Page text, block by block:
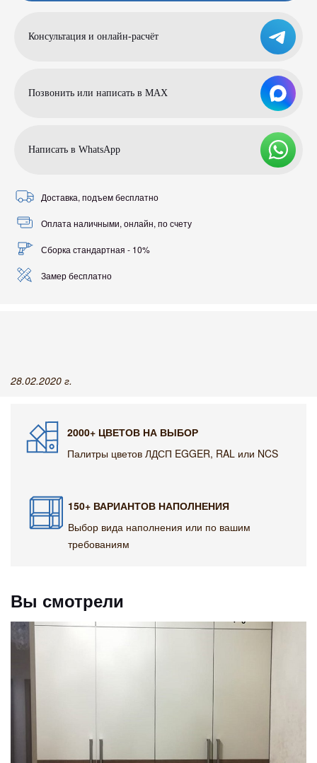
Консультация и онлайн-расчёт
Позвонить или написать в МАХ
Написать в WhatsApp
Доставка, подъем бесплатно
Оплата наличными, онлайн, по счету
Сборка стандартная - 10%
Замер бесплатно
28.02.2020 г.
2000+ ЦВЕТОВ НА ВЫБОР
Палитры цветов ЛДСП EGGER, RAL или NCS
150+ ВАРИАНТОВ НАПОЛНЕНИЯ
Выбор вида наполнения или по вашим
требованиям
Вы смотрели